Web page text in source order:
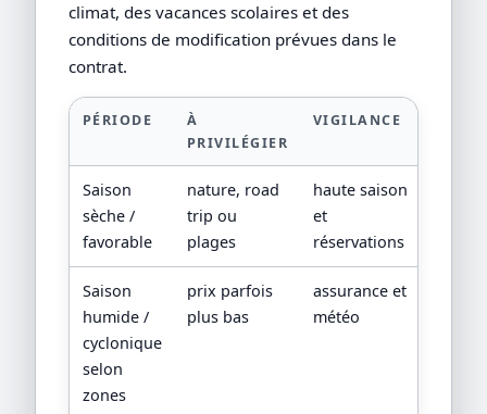
climat, des vacances scolaires et des
conditions de modification prévues dans le
contrat.
PÉRIODE
À
PRIVILÉGIER
VIGILANCE
Saison
sèche /
favorable
nature, road
trip ou
plages
haute saison
et
réservations
Saison
humide /
cyclonique
selon
zones
prix parfois
plus bas
assurance et
météo